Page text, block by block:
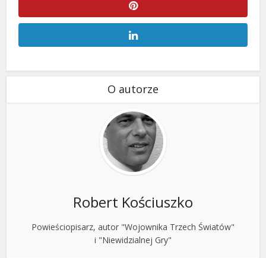
O autorze
Robert Kościuszko
Powieściopisarz, autor "Wojownika Trzech Światów"
i "Niewidzialnej Gry"